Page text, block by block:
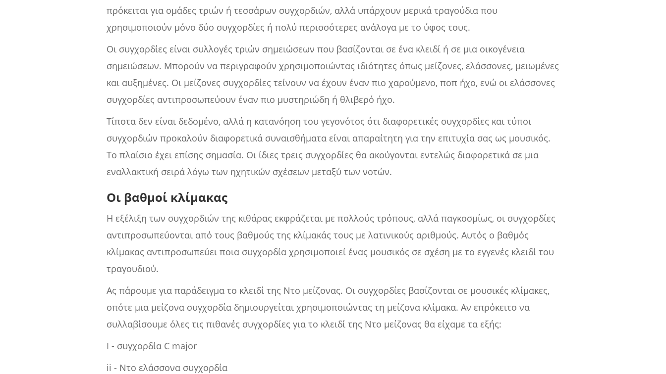
πρόκειται για ομάδες τριών ή τεσσάρων συγχορδιών, αλλά υπάρχουν μερικά τραγούδια που
χρησιμοποιούν μόνο δύο συγχορδίες ή πολύ περισσότερες ανάλογα με το ύφος τους.
Οι συγχορδίες είναι συλλογές τριών σημειώσεων που βασίζονται σε ένα κλειδί ή σε μια οικογένεια
σημειώσεων. Μπορούν να περιγραφούν χρησιμοποιώντας ιδιότητες όπως μείζονες, ελάσσονες, μειωμένες
και αυξημένες. Οι μείζονες συγχορδίες τείνουν να έχουν έναν πιο χαρούμενο, ποπ ήχο, ενώ οι ελάσσονες
συγχορδίες αντιπροσωπεύουν έναν πιο μυστηριώδη ή θλιβερό ήχο.
Τίποτα δεν είναι δεδομένο, αλλά η κατανόηση του γεγονότος ότι διαφορετικές συγχορδίες και τύποι
συγχορδιών προκαλούν διαφορετικά συναισθήματα είναι απαραίτητη για την επιτυχία σας ως μουσικός.
Το πλαίσιο έχει επίσης σημασία. Οι ίδιες τρεις συγχορδίες θα ακούγονται εντελώς διαφορετικά σε μια
εναλλακτική σειρά λόγω των ηχητικών σχέσεων μεταξύ των νοτών.
Οι βαθμοί κλίμακας
Η εξέλιξη των συγχορδιών της κιθάρας εκφράζεται με πολλούς τρόπους, αλλά παγκοσμίως, οι συγχορδίες
αντιπροσωπεύονται από τους βαθμούς της κλίμακάς τους με λατινικούς αριθμούς. Αυτός ο βαθμός
κλίμακας αντιπροσωπεύει ποια συγχορδία χρησιμοποιεί ένας μουσικός σε σχέση με το εγγενές κλειδί του
τραγουδιού.
Ας πάρουμε για παράδειγμα το κλειδί της Ντο μείζονας. Οι συγχορδίες βασίζονται σε μουσικές κλίμακες,
οπότε μια μείζονα συγχορδία δημιουργείται χρησιμοποιώντας τη μείζονα κλίμακα. Αν επρόκειτο να
συλλαβίσουμε όλες τις πιθανές συγχορδίες για το κλειδί της Ντο μείζονας θα είχαμε τα εξής:
I - συγχορδία C major
ii - Ντο ελάσσονα συγχορδία